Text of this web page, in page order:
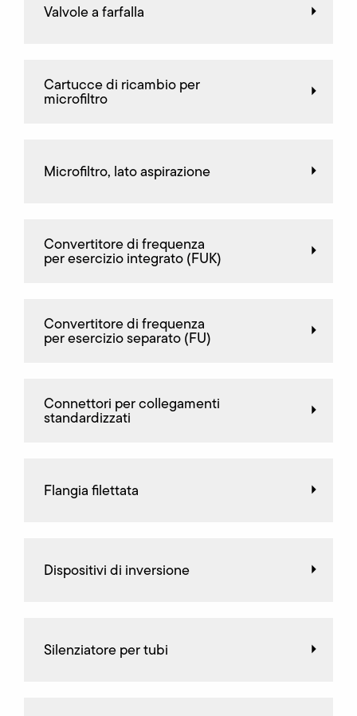
Valvole a farfalla
Cartucce di ricambio per
microfiltro
Microfiltro, lato aspirazione
Convertitore di frequenza
per esercizio integrato (FUK)
Convertitore di frequenza
per esercizio separato (FU)
Connettori per collegamenti
standardizzati
Flangia filettata
Dispositivi di inversione
Silenziatore per tubi